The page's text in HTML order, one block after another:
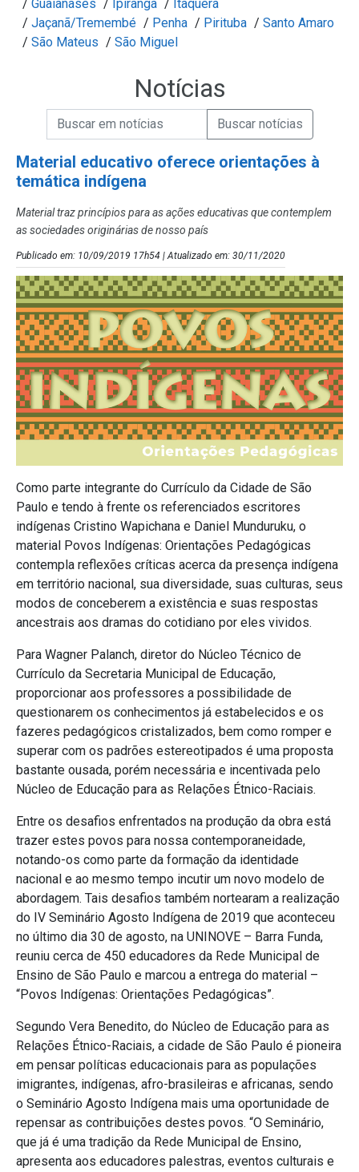
/ Guaianases / Ipiranga / Itaquera
/ Jaçanã/Tremembé / Penha / Pirituba / Santo Amaro
/ São Mateus / São Miguel
Notícias
Campo de Busca de Notícias
Campo de Busca de informaçõesEnviar a Busca de Notícias
Material educativo oferece orientações à
temática indígena
Material traz princípios para as ações educativas que contemplem
as sociedades originárias de nosso país
Publicado em: 10/09/2019 17h54 | Atualizado em: 30/11/2020
Como parte integrante do Currículo da Cidade de São
Paulo e tendo à frente os referenciados escritores
indígenas Cristino Wapichana e Daniel Munduruku, o
material Povos Indígenas: Orientações Pedagógicas
contempla reflexões críticas acerca da presença indígena
em território nacional, sua diversidade, suas culturas, seus
modos de conceberem a existência e suas respostas
ancestrais aos dramas do cotidiano por eles vividos.
Para Wagner Palanch, diretor do Núcleo Técnico de
Currículo da Secretaria Municipal de Educação,
proporcionar aos professores a possibilidade de
questionarem os conhecimentos já estabelecidos e os
fazeres pedagógicos cristalizados, bem como romper e
superar com os padrões estereotipados é uma proposta
bastante ousada, porém necessária e incentivada pelo
Núcleo de Educação para as Relações Étnico-Raciais.
Entre os desafios enfrentados na produção da obra está
trazer estes povos para nossa contemporaneidade,
notando-os como parte da formação da identidade
nacional e ao mesmo tempo incutir um novo modelo de
abordagem. Tais desafios também nortearam a realização
do IV Seminário Agosto Indígena de 2019 que aconteceu
no último dia 30 de agosto, na UNINOVE – Barra Funda,
reuniu cerca de 450 educadores da Rede Municipal de
Ensino de São Paulo e marcou a entrega do material –
“Povos Indígenas: Orientações Pedagógicas”.
Segundo Vera Benedito, do Núcleo de Educação para as
Relações Étnico-Raciais, a cidade de São Paulo é pioneira
em pensar políticas educacionais para as populações
imigrantes, indígenas, afro-brasileiras e africanas, sendo
o Seminário Agosto Indígena mais uma oportunidade de
repensar as contribuições destes povos. “O Seminário,
que já é uma tradição da Rede Municipal de Ensino,
apresenta aos educadores palestras, eventos culturais e